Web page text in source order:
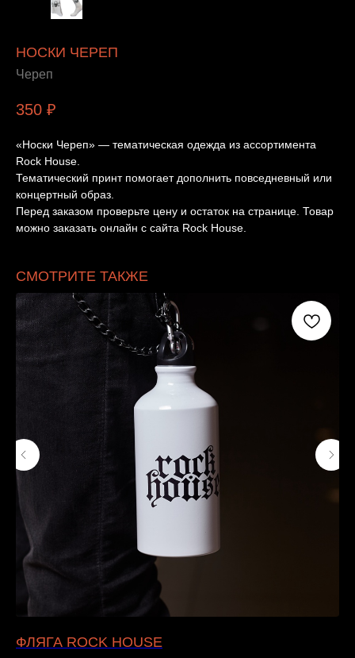
НОСКИ ЧЕРЕП
Череп
350 ₽
«Носки Череп» — тематическая одежда из ассортимента
Rock House.
Тематический принт помогает дополнить повседневный или
концертный образ.
Перед заказом проверьте цену и остаток на странице. Товар
можно заказать онлайн с сайта Rock House.
СМОТРИТЕ ТАКЖЕ
ФЛЯГА ROCK HOUSE